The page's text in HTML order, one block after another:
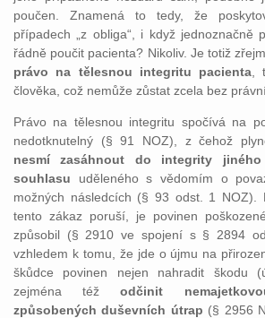
poučen. Znamená to tedy, že
případech „z obliga“, i když jednoznačně
řádně poučit pacienta? Nikoliv. Je totiž
právo na tělesnou integritu pacienta ,
člověka, což nemůže zůstat zcela bez
Právo na tělesnou integritu spočívá na
nedotknutelný (§ 91 NOZ), z čehož
nesmí zasáhnout do integrity
souhlasu uděleného s vědomím o
možných následcích (§ 93 odst. 1 NOZ).
tento zákaz poruší, je povinen
způsobil (§ 2910 ve spojení s § 2894
vzhledem k tomu, že jde o újmu na
škůdce povinen nejen nahradit škodu
zejména téžodčinit
způsobených duševních útrap (§ 2956